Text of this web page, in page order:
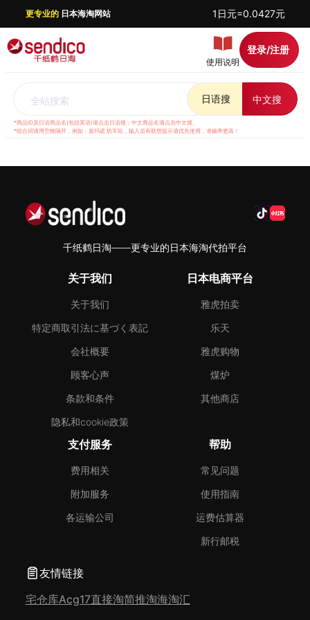
更专业的日本海淘网站 1日元=0.0427元
使用说明
登录/注册
全站搜索 日语搜 中文搜
*商品ID及日语商品名(包括英语)请点击日语搜；中文商品名请点击中文搜。
*组合词请用空格隔开，例如：喜玛诺 纺车轮，输入后有联想提示请优先使用，准确率更高！
千纸鹤日淘——更专业的日本海淘代拍平台
关于我们
关于我们
特定商取引法に基づく表記
会社概要
顾客心声
条款和条件
隐私和cookie政策
日本电商平台
雅虎拍卖
乐天
雅虎购物
煤炉
其他商店
支付服务
费用相关
附加服务
各运输公司
帮助
常见问题
使用指南
运费估算器
新行邮税
友情链接
宅仓库Acg17直接淘简推淘海淘汇